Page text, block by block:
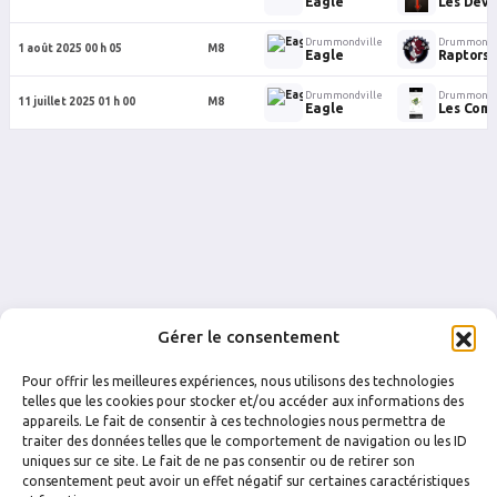
Gérer le consentement
Pour offrir les meilleures expériences, nous utilisons des technologies
telles que les cookies pour stocker et/ou accéder aux informations des
appareils. Le fait de consentir à ces technologies nous permettra de
traiter des données telles que le comportement de navigation ou les ID
uniques sur ce site. Le fait de ne pas consentir ou de retirer son
consentement peut avoir un effet négatif sur certaines caractéristiques
1 août 2025 00 h 05 M8
Drummondville
Eagle Raptors
11 juillet 2025 01 h 00 M8
Drummondville
Eagle Les
FACEBOOK INSTAGRAM